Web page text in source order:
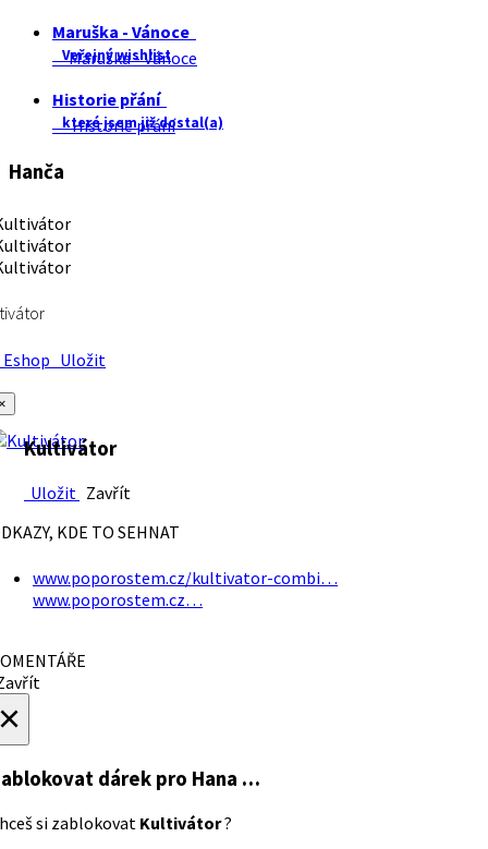
Maruška - Vánoce
Veřejný wishlist
Maruška - Vánoce
Historie přání
které jsem již dostal(a)
Historie přání
Hanča
Uložit
Kultivátor
Uložit Zavřít
KDE TO SEHNAT
www.poporostem.cz/kultivator-combi…
www.poporostem.cz…
dárek pro Hana …
si zablokovat Kultivátor?